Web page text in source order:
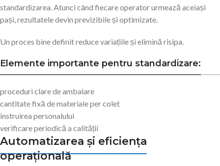
standardizarea. Atunci când fiecare operator urmează aceiași
pași, rezultatele devin previzibile și optimizate.
Un proces bine definit reduce variațiile și elimină risipa.
Elemente importante pentru standardizare:
proceduri clare de ambalare
cantitate fixă de materiale per colet
instruirea personalului
verificare periodică a calității
Automatizarea și eficiența
operațională